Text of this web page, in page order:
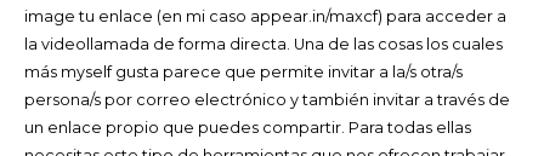
image tu enlace (en mi caso appear.in/maxcf) para acceder a
la videollamada de forma directa. Una de las cosas los cuales
más myself gusta parece que permite invitar a la/s otra/s
persona/s por correo electrónico y también invitar a través de
un enlace propio que puedes compartir. Para todas ellas